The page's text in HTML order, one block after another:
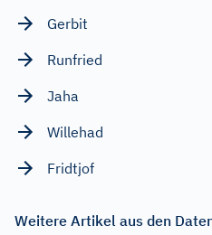
Gerbit
Runfried
Jaha
Willehad
Fridtjof
Weitere Artikel aus den